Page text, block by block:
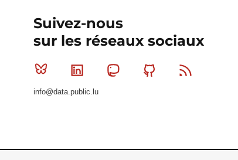
Suivez-nous
sur les réseaux sociaux
Bluesky Linkedin MastodonGithub
info@data.public.lu